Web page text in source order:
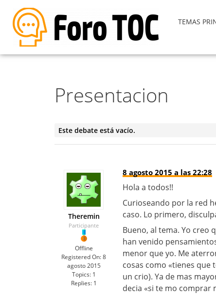
TEMAS
Presentacion
Este debate está vacío.
Theremin
Participante
Offline
Registered On:8
agosto 2015
Topics: 1
Replies: 1
8 agosto 2015 a las 22:28
Hola a todos!!
Curioseando por la red
caso. Lo primero,
Bueno, al tema. Yo creo
han venido
menor que yo. Me
cosas como «tienes
un crio). Ya de mas
decia «si te mo comprar